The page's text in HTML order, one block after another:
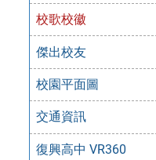
校歌校徽
傑出校友
校園平面圖
交通資訊
復興高中 VR360